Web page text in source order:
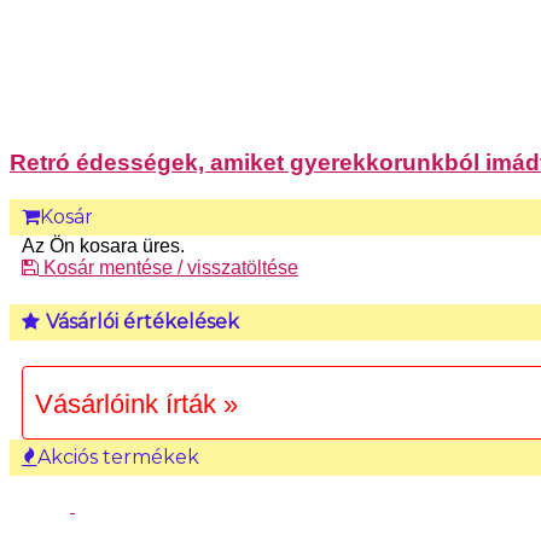
Retró édességek, amiket gyerekkorunkból
Kosár
Az Ön kosara üres.
Kosár mentése / visszatöltése
Vásárlói értékelések
Vásárlóink írták »
Akciós termékek